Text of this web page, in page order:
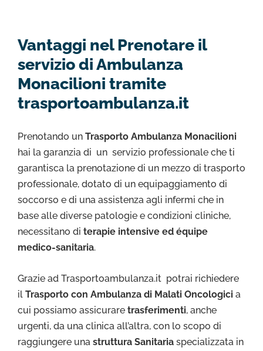
Vantaggi nel Prenotare il
servizio di Ambulanza
Monacilioni tramite
trasportoambulanza.it
Prenotando un Trasporto Ambulanza Monacilioni
hai la garanzia di un servizio professionale che ti
garantisca la prenotazione di un mezzo di trasporto
professionale, dotato di un equipaggiamento di
soccorso e di una assistenza agli infermi che in
base alle diverse patologie e condizioni cliniche,
necessitano di terapie intensive ed équipe
medico-sanitaria.
Grazie ad Trasportoambulanza.it potrai richiedere
il Trasporto con Ambulanza di Malati Oncologici a
cui possiamo assicurare trasferimenti, anche
urgenti, da una clinica all’altra, con lo scopo di
raggiungere una struttura Sanitaria specializzata in